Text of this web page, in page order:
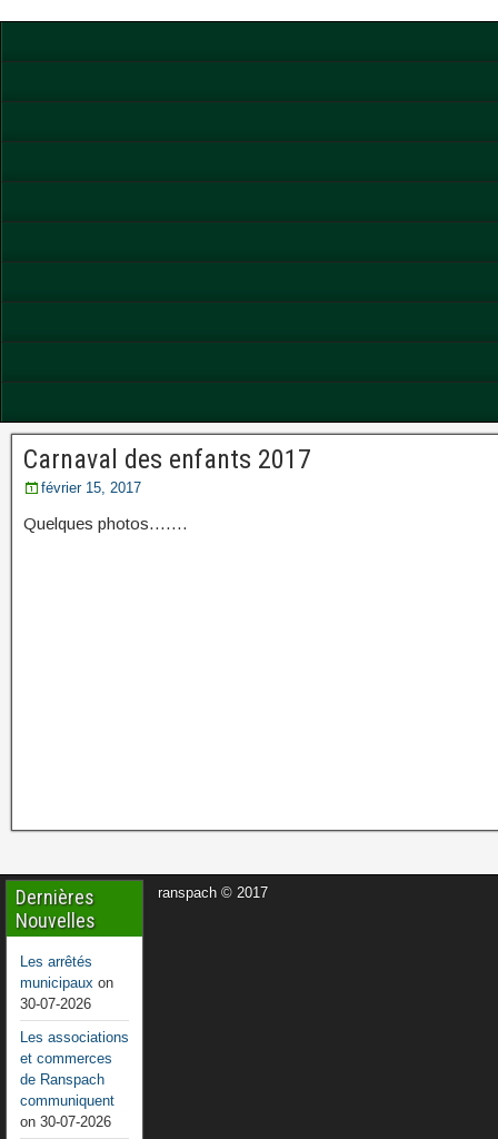
Carnaval des enfants 2017
février 15, 2017
Quelques photos…….
Dernières
Nouvelles
Les arrêtés
municipaux on
30-07-2026
Les associations
et commerces
de Ranspach
communiquent
on 30-07-2026
ranspach © 2017